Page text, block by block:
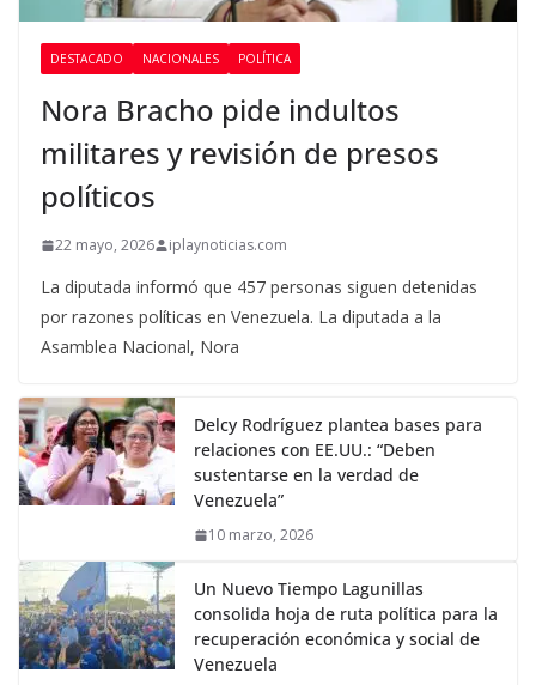
DESTACADO NACIONALES POLÍTICA
Nora Bracho pide indultos
militares y revisión de presos
políticos
22 mayo, 2026 iplaynoticias.com
La diputada informó que 457 personas siguen detenidas
por razones políticas en Venezuela. La diputada a la
Asamblea Nacional, Nora
Delcy Rodríguez plantea bases para
relaciones con EE.UU.: “Deben
sustentarse en la verdad de
Venezuela”
10 marzo, 2026
Un Nuevo Tiempo Lagunillas
consolida hoja de ruta política para la
recuperación económica y social de
Venezuela